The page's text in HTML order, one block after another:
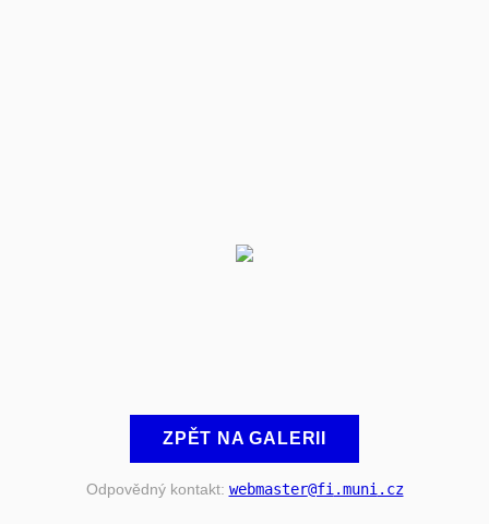
ZPĚT NA GALERII
Odpovědný kontakt: webmaster@fi .muni .cz